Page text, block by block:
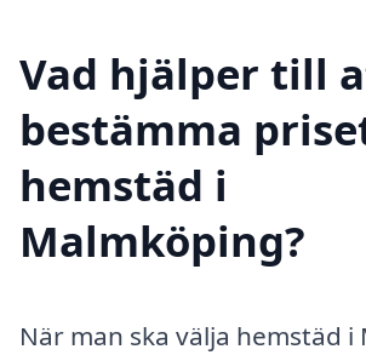
Vad hjälper till
bestämma
hemstäd i
Malmköping?
När man ska välja hemstäd i